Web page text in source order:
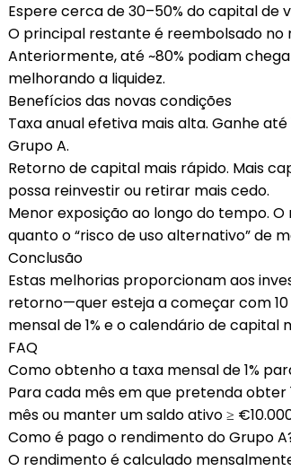
Espere cerca de30–50%do capital de
O principal restanteé reembolsado no
Anteriormente, até ~80% podiam
melhorando a liquidez.
Benefícios das novas condições
Taxa anual efetiva mais alta. Ganheaté
Grupo A.
Retorno de capital mais rápido. Mais
possa reinvestirou retirar mais cedo.
Menor exposição ao longo do tempo. O
quanto o “risco de uso alternativo” de
Conclusão
Estas melhorias proporcionam aos
retorno—quer esteja a começar com10
mensal de 1%e o calendário de capital
FAQ
Como obtenho a taxa mensal de 1%
Para cada mês em que pretenda obter
mêsou manter umsaldo ativo ≥
Como é pago o rendimento do Grupo
O rendimento é calculado